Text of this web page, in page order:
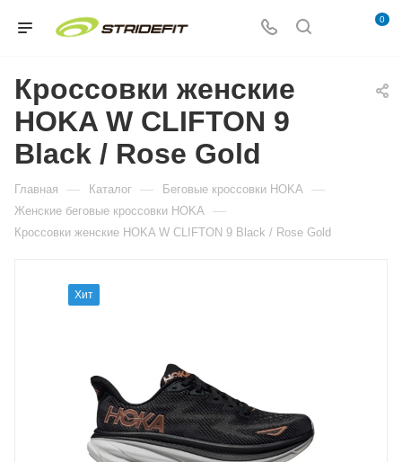
0
Кроссовки женские
HOKA W CLIFTON 9
Black / Rose Gold
Главная — Каталог — Беговые кроссовки HOKA —
Женские беговые кроссовки HOKA —
Кроссовки женские HOKA W CLIFTON 9 Black / Rose Gold
Хит